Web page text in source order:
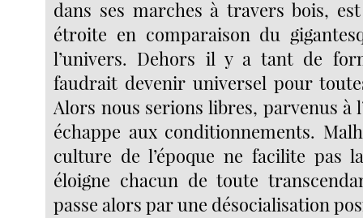
dans ses marches à travers bois,
étroite en comparaison du
l’univers. Dehors il y a tant de
faudrait devenir universel pour
Alors nous serions libres, parvenus à
échappe aux conditionnements.
culture de l’époque ne facilite pas
éloigne chacun de toute
passe alors par une désocialisation